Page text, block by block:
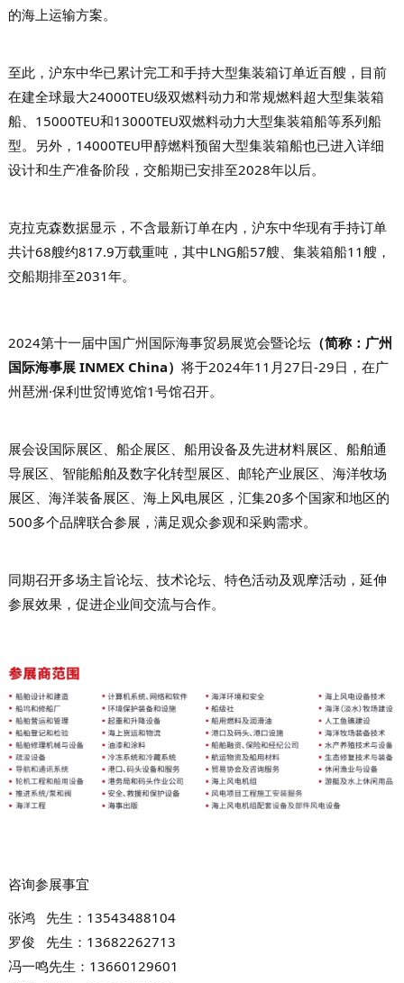
的海上运输方案。
至此， 沪东中华已累计完工和手持大型集装箱订单近百艘， 目前
在建全球最大24000TEU级双燃料动力和常规燃料超大型集装箱
船、15000TEU和13000TEU双燃料动力大型集装箱船等系列船
型。
另外，14000TEU甲醇燃料预留大型集装箱船也已进入详细
设计和生产准备阶段，交船期已安排至2028年以后。
克拉克森数据显示，不含最新订单在内，沪东中华现有手持订单
共计68艘约817.9万载重吨，其中LNG船57艘、集装箱船11艘，
交船期排至2031年。
2024第十一届中国广州国际海事贸易展览会暨论坛（简称：广州
国际海事展 INMEX China） 将于2024年11月27日-29日，在广
州琶洲·保利世贸博览馆1号馆召开。
展会设国际展区
船企展区、船用设备及先进材料展区、船舶通
导展区、智能船舶及数字化转型展区、邮轮产业展区、海洋牧场
展区 、海洋装备展区、 海上风电展区 ，汇集20多个国家和地区的
500多个品牌联合参展，满足观众参观和采购需求。
同期召开多场主旨论坛、技术论坛、特色活动及观摩活动，延伸
参展效果，促进企业间交流与合作。
咨询参展事宜
张鸿 先生：13543488104
罗俊 先生：13682262713
冯一鸣先生：136601 29601